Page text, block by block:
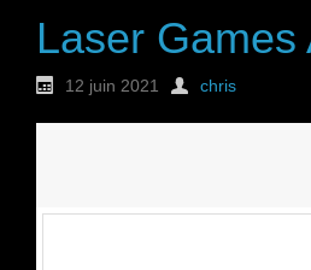
Laser Games
12 juin 2021 chris